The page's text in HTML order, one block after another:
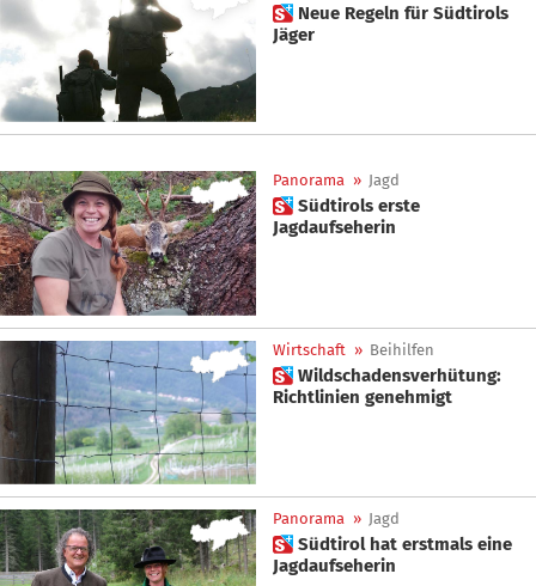
 Neue Regeln für Südtirols
Jäger
Panorama » Jagd
 Südtirols erste
Jagdaufseherin
Wirtschaft » Beihilfen
 Wildschadensverhütung:
Richtlinien genehmigt
Panorama » Jagd
 Südtirol hat erstmals eine
Jagdaufseherin